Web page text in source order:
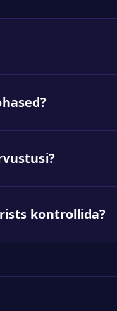
kontrollida?